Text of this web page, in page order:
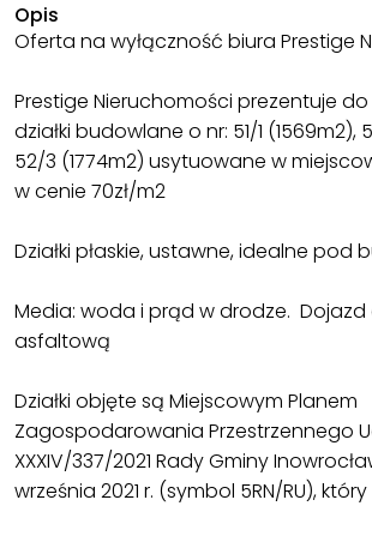
Opis
Oferta na wyłączność biura Prestige
Prestige Nieruchomości prezentuje
działki budowlane o nr: 51/1 (1569m2),
52/3 (1774m2) usytuowane w
w cenie 70zł/m2
Działki płaskie, ustawne, idealne pod
Media: woda i prąd w drodze.
asfaltową
Działki objęte są Miejscowym Planem
Zagospodarowania Przestrzennego
XXXIV/337/2021 Rady Gminy
września 2021 r. (symbol 5RN/RU),